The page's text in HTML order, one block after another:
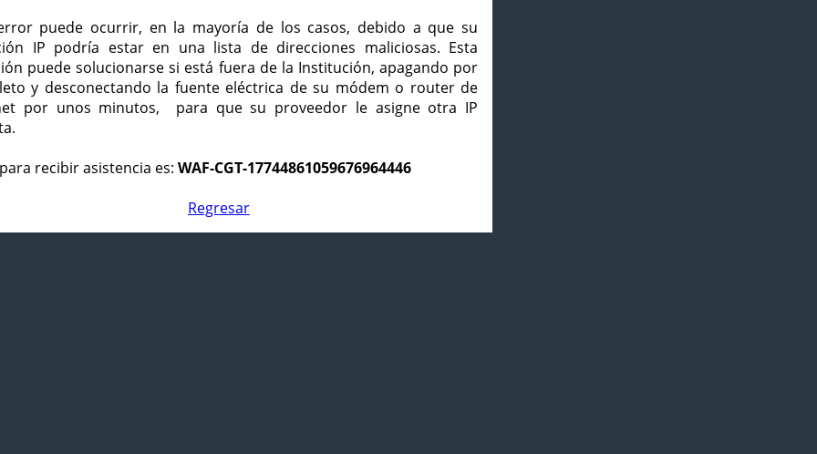
puede ocurrir, en la mayoría de los casos, debido a que su
IP podría estar en una lista de direcciones maliciosas. Esta
puede solucionarse si está fuera de la Institución, apagando por
y desconectando la fuente eléctrica de su módem o router de
por unos minutos, para que su proveedor le asigne otra IP
recibir asistencia es: WAF-CGT-17744861059676964446
Regresar